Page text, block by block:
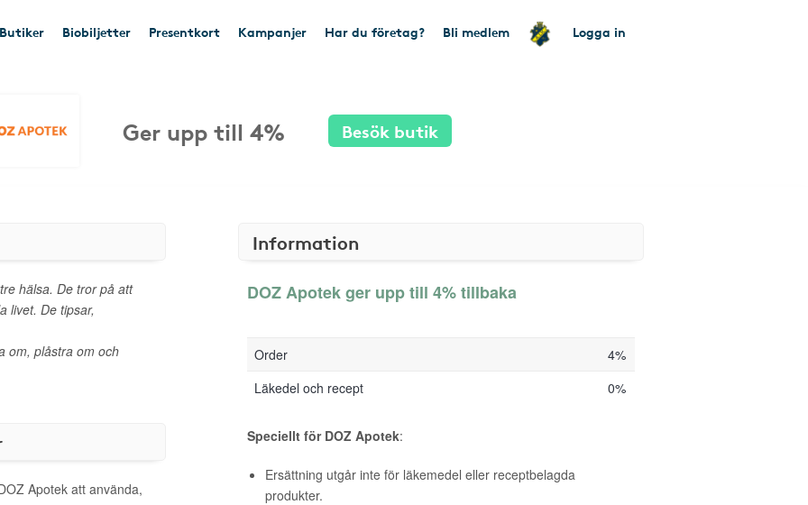
Butiker Biobiljetter Presentkort Kampanjer Har du företag? Bli medlem Logga in
Ger upp till 4% Besök butik
hälsa. De tror på att
livet. De tipsar,
om, plåstra om och
Apotek att använda,
Information
DOZ Apotek ger upp till 4% tillbaka
Order
4%
Läkedel och recept
0%
Speciellt för DOZ Apotek:
Ersättning utgår inte för läkemedel eller receptbelagda
produkter.